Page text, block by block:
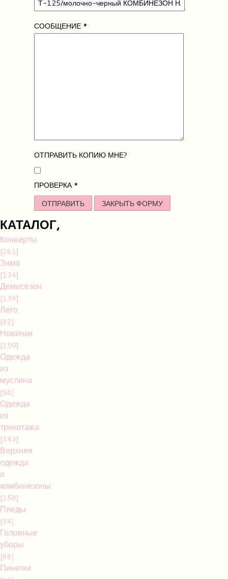
СООБЩЕНИЕ *
ОТПРАВИТЬ КОПИЮ МНЕ?
ПРОВЕРКА*
ОТПРАВИТЬ
ЗАКРЫТЬ ФОРМУ
КАТАЛОГ,
Конверты
[261]
Зима
[134]
Демисезон
[139]
Лето
[82]
Новинки
[150]
Одежда
из
муслина
[56]
Одежда
из
трикотажа
[343]
Верхняя
одежда
и
комбинезоны
[158]
Пледы
[54]
Головные
уборы
[66]
Пинетки